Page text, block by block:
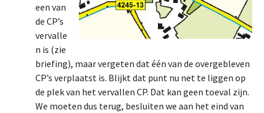
een van
de CP’s
vervalle
n is (zie
briefing), maar vergeten dat één van de overgebleven
CP’s verplaatst is. Blijkt dat punt nu net te liggen op
de plek van het vervallen CP. Dat kan geen toeval zijn.
We moeten dus terug, besluiten we aan het eind van